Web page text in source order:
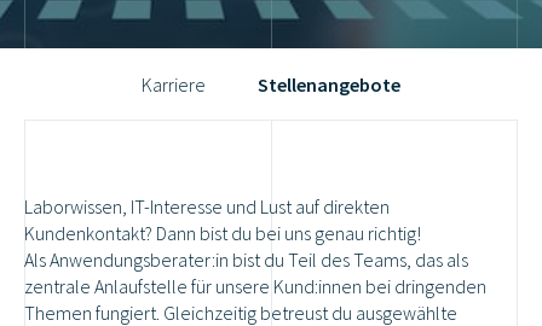
Karriere Stellenangebote
Laborwissen, IT-Interesse und Lust auf direkten
Kundenkontakt? Dann bist du bei uns genau richtig!
Als Anwendungsberater:in bist du Teil des Teams, das als
zentrale Anlaufstelle für unsere Kund:innen bei dringenden
Themen fungiert. Gleichzeitig betreust du ausgewählte